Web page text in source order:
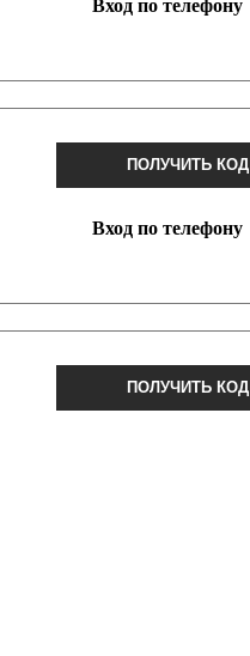
Вход по телефону
ПОЛУЧИТЬ КОД
Вход по телефону
ПОЛУЧИТЬ КОД